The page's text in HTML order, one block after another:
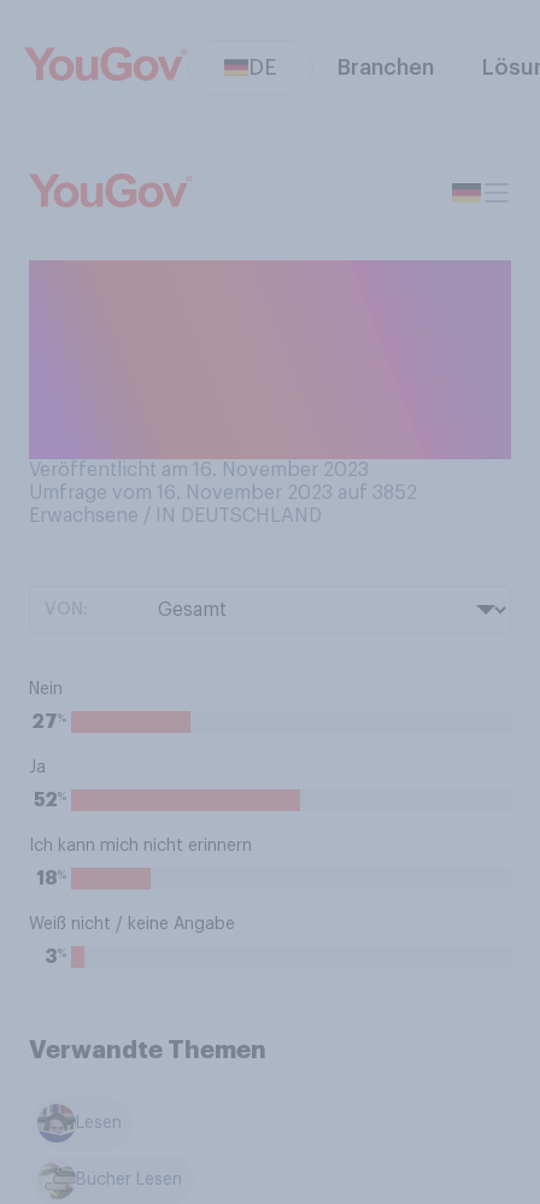
DE Branchen
Veröffentlicht am 16. November 2023
Umfrage vom 16. November 2023 auf 3852
Erwachsene / IN DEUTSCHLAND
Nein
27%
Ja
52%
Ich kann mich nicht erinnern
18%
Weiß nicht / keine Angabe
3%
Verwandte Themen
Lesen
Bücher Lesen